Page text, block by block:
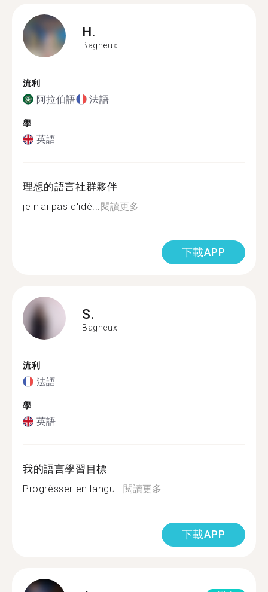
H.
Bagneux
流利
阿拉伯語 法語
學
英語
理想的語言社群夥伴
je n'ai pas d'idé...閱讀更多
下載APP
S.
Bagneux
流利
法語
學
英語
我的語言學習目標
Progrèsser en langu...閱讀更多
下載APP